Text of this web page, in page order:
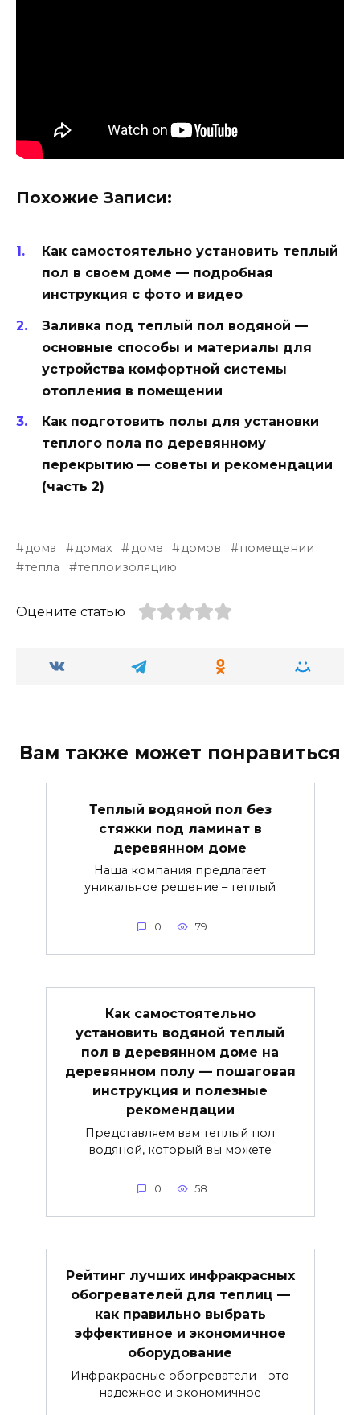
Похожие Записи:
Как самостоятельно установить теплый
пол в своем доме — подробная
инструкция с фото и видео
Заливка под теплый пол водяной —
основные способы и материалы для
устройства комфортной системы
отопления в помещении
Как подготовить полы для установки
теплого пола по деревянному
перекрытию — советы и рекомендации
(часть 2)
дома домах доме домов
помещении
тепла
теплоизоляцию
Оцените статью
Вам также может понравиться
Теплый водяной пол без
стяжки под ламинат в
деревянном доме
Наша компания предлагает
уникальное решение – теплый
0 79
Как самостоятельно
установить водяной теплый
пол в деревянном доме на
деревянном полу — пошаговая
инструкция и полезные
рекомендации
Представляем вам теплый пол
водяной, который вы можете
0 58
Рейтинг лучших инфракрасных
обогревателей для теплиц —
как правильно выбрать
эффективное и экономичное
оборудование
Инфракрасные обогреватели – это
надежное и экономичное